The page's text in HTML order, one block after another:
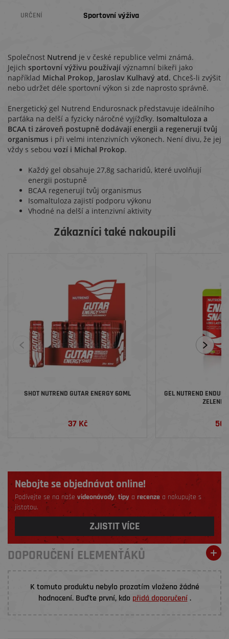
URČENÍ Sportovní výživa
Společnost Nutrend je v české republice velmi známá.
Jejich sportovní výživu používají významní bikeři jako
například Michal Prokop, Jaroslav Kulhavý atd. Chceš-li zvýšit
nebo udržet déle sportovní výkon si zde naprosto správně.
Energetický gel Nutrend Endurosnack představuje ideálního
parťáka na delší a fyzicky náročné vyjížďky. Isomaltuloza a
BCAA ti zároveň postupně dodávají energii a regenerují tvůj
organismus i při velmi intenzivních výkonech. Není divu, že jej
vždy s sebou vozí i Michal Prokop.
Každý gel obsahuje 27,8g sacharidů, které uvolňují
energii postupně
BCAA regenerují tvůj organismus
Isomaltuloza zajistí podporu výkonu
Vhodné na delší a intenzivní aktivity
Zákazníci také nakoupili
SHOT NUTREND GUTAR ENERGY 60ML
37 Kč
GEL NUTREND
ZELENÉ
50
Nebojte se objednávat online!
Podívejte se na naše videonávody,tipy a recenzea nakupujte s
jistotou.
ZJISTIT VÍCE
DOPORUČENÍ ELEMENŤÁKŮ
K tomuto produktu nebylo prozatím vloženo žádné
hodnocení. Buďte první, kdo přidá doporučení.